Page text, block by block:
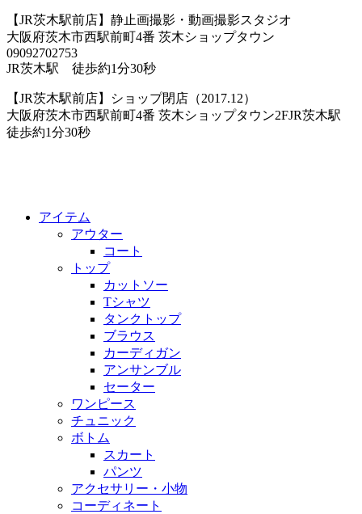
【JR茨木駅前店】静止画撮影・動画撮影スタジオ
大阪府茨木市西駅前町4番 茨木ショップタウン
09092702753
JR茨木駅 徒歩約1分30秒
【JR茨木駅前店】ショップ閉店（2017.12）
大阪府茨木市西駅前町4番 茨木ショップタウン2FJR茨木駅
徒歩約1分30秒
アイテム
アウター
コート
トップ
カットソー
Tシャツ
タンクトップ
ブラウス
カーディガン
アンサンブル
セーター
ワンピース
チュニック
ボトム
スカート
パンツ
アクセサリー・小物
コーディネート